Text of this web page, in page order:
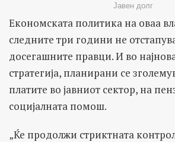
Јавен долг
Економската политика на оваа
следните три години не
досегашните правци. И во
стратегија, планирани се
платите во јавниот сектор, на
социјалната помош.
„Ќе продолжи стриктната